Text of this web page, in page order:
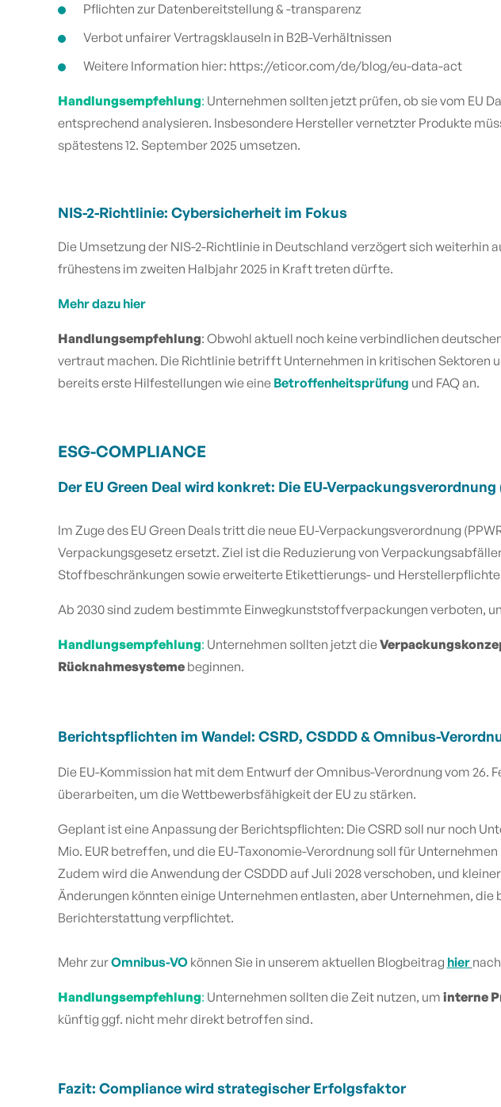
Pflichten zur Datenbereitstellung & -transparenz
Verbot unfairer Vertragsklauseln in B2B-Verhältnissen
Weitere Information hier: https://eticor.com/de/blog/eu-data-act
Handlungsempfehlung: Unternehmen sollten jetzt prüfen, ob sie vom EU
entsprechend analysieren. Insbesondere Hersteller vernetzter Produkte
spätestens 12. September 2025 umsetzen.
NIS-2-Richtlinie: Cybersicherheit im Fokus
Die Umsetzung der NIS-2-Richtlinie in Deutschland verzögert sich
frühestens im zweiten Halbjahr 2025 in Kraft treten dürfte.
Mehr dazu hier
Handlungsempfehlung: Obwohl aktuell noch keine verbindlichen
vertraut machen. Die Richtlinie betrifft Unternehmen in kritischen Sektoren
bereits erste Hilfestellungen wie eine Betroffenheitsprüfung und FAQ an.
ESG-COMPLIANCE
Der EU Green Deal wird konkret: Die EU-Verpackungsverordnung
Im Zuge des EU Green Deals tritt die neue EU-Verpackungsverordnung
Verpackungsgesetz ersetzt. Ziel ist die Reduzierung von
Stoffbeschränkungen sowie erweiterte Etikettierungs- und
Ab 2030 sind zudem bestimmte Einwegkunststoffverpackungen verboten,
Handlungsempfehlung: Unternehmen sollten jetzt die
Rücknahmesystemebeginnen.
Berichtspflichten im Wandel: CSRD, CSDDD & Omnibus-
Die EU-Kommission hat mit dem Entwurf der Omnibus-Verordnung vom 26.
überarbeiten, um die Wettbewerbsfähigkeit der EU zu stärken.
Geplant ist eine Anpassung der Berichtspflichten: Die CSRD soll nur noch
Mio. EUR betreffen, und die EU-Taxonomie-Verordnung soll für
Zudem wird die Anwendung der CSDDD auf Juli 2028 verschoben, und
Änderungen könnten einige Unternehmen entlasten, aber Unternehmen,
Berichterstattung verpflichtet.
Mehr zurOmnibus-VO können Sie in unserem aktuellen Blogbeitrag hier
Handlungsempfehlung: Unternehmen sollten die Zeit nutzen, um interne
künftig ggf. nicht mehr direkt betroffen sind.
Fazit: Compliance wird strategischer Erfolgsfaktor